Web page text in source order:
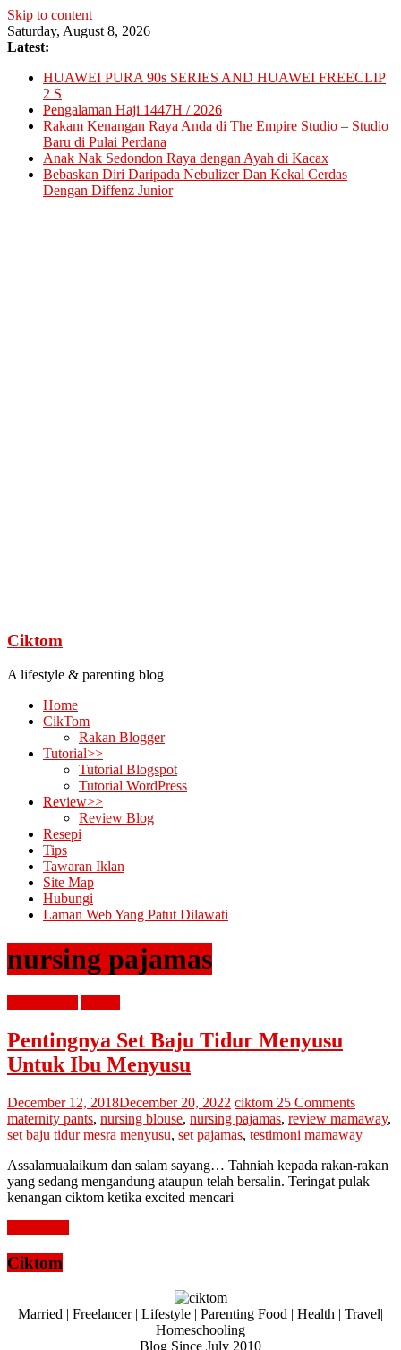
Skip to content
Saturday, August 8, 2026
Latest:
HUAWEI PURA 90s SERIES AND HUAWEI FREECLIP
2 S
Pengalaman Haji 1447H / 2026
Rakam Kenangan Raya Anda di The Empire Studio – Studio
Baru di Pulai Perdana
Anak Nak Sedondon Raya dengan Ayah di Kacax
Bebaskan Diri Daripada Nebulizer Dan Kekal Cerdas
Dengan Diffenz Junior
Ciktom
A lifestyle & parenting blog
Home
CikTom
Rakan Blogger
Tutorial>>
Tutorial Blogspot
Tutorial WordPress
Review>>
Review Blog
Resepi
Tips
Tawaran Iklan
Site Map
Hubungi
Laman Web Yang Patut Dilawati
nursing pajamas
Pentingnya Set Baju Tidur Menyusu
Untuk Ibu Menyusu
December 12, 2018December 20, 2022 ciktom 25 Comments
maternity pants, nursing blouse, nursing pajamas, review mamaway,
set baju tidur mesra menyusu, set pajamas, testimoni mamaway
Assalamualaikum dan salam sayang… Tahniah kepada rakan-rakan
yang sedang mengandung ataupun telah bersalin. Teringat pulak
kenangan ciktom ketika excited mencari
Ciktom
Married | Freelancer | Lifestyle | Parenting Food | Health | Travel|
Homeschooling
Blog Since July 2010